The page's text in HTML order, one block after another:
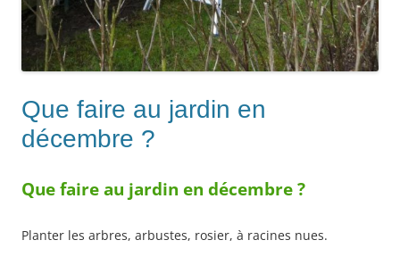
Que faire au jardin en
décembre ?
Que faire au jardin en décembre ?
Planter les arbres, arbustes, rosier, à racines nues.